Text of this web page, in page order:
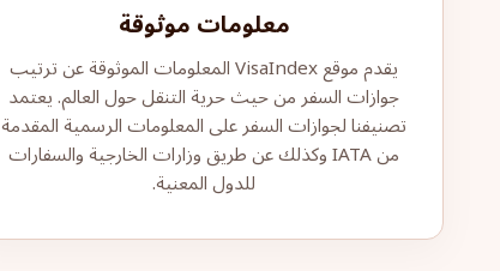
معلومات موثوقة
يقدم موقع VisaIndex المعلومات الموثوقة عن ترتيب
جوازات السفر من حيث حرية التنقل حول العالم. يعتمد
تصنيفنا لجوازات السفر على المعلومات الرسمية المقدمة
من IATA وكذلك عن طريق وزارات الخارجية والسفارات
للدول المعنية.